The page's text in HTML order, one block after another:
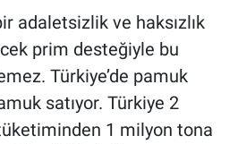
adaletsizlik ve haksızlık
prim desteğiyle bu
Türkiye’de pamuk
satıyor. Türkiye 2
1 milyon tona